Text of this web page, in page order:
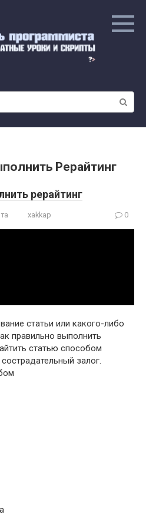
Рерайтинг
рерайтинг
xakkap 0
статьи или какого-либо
правильно выполнить
статью способом
залог.